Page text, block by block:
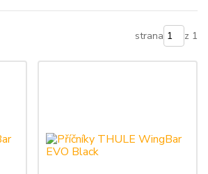
strana z 1